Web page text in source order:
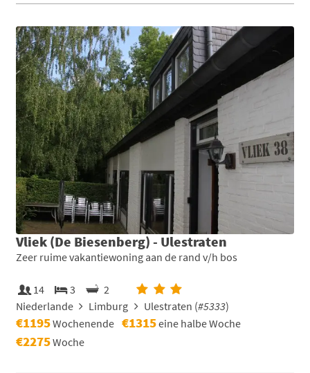
Vliek (De Biesenberg) - Ulestraten
Zeer ruime vakantiewoning aan de rand v/h bos
14 3
2
Niederlande
Limburg Ulestraten (#5333)
€1195Wochenende €1315eine halbe Woche
€2275Woche